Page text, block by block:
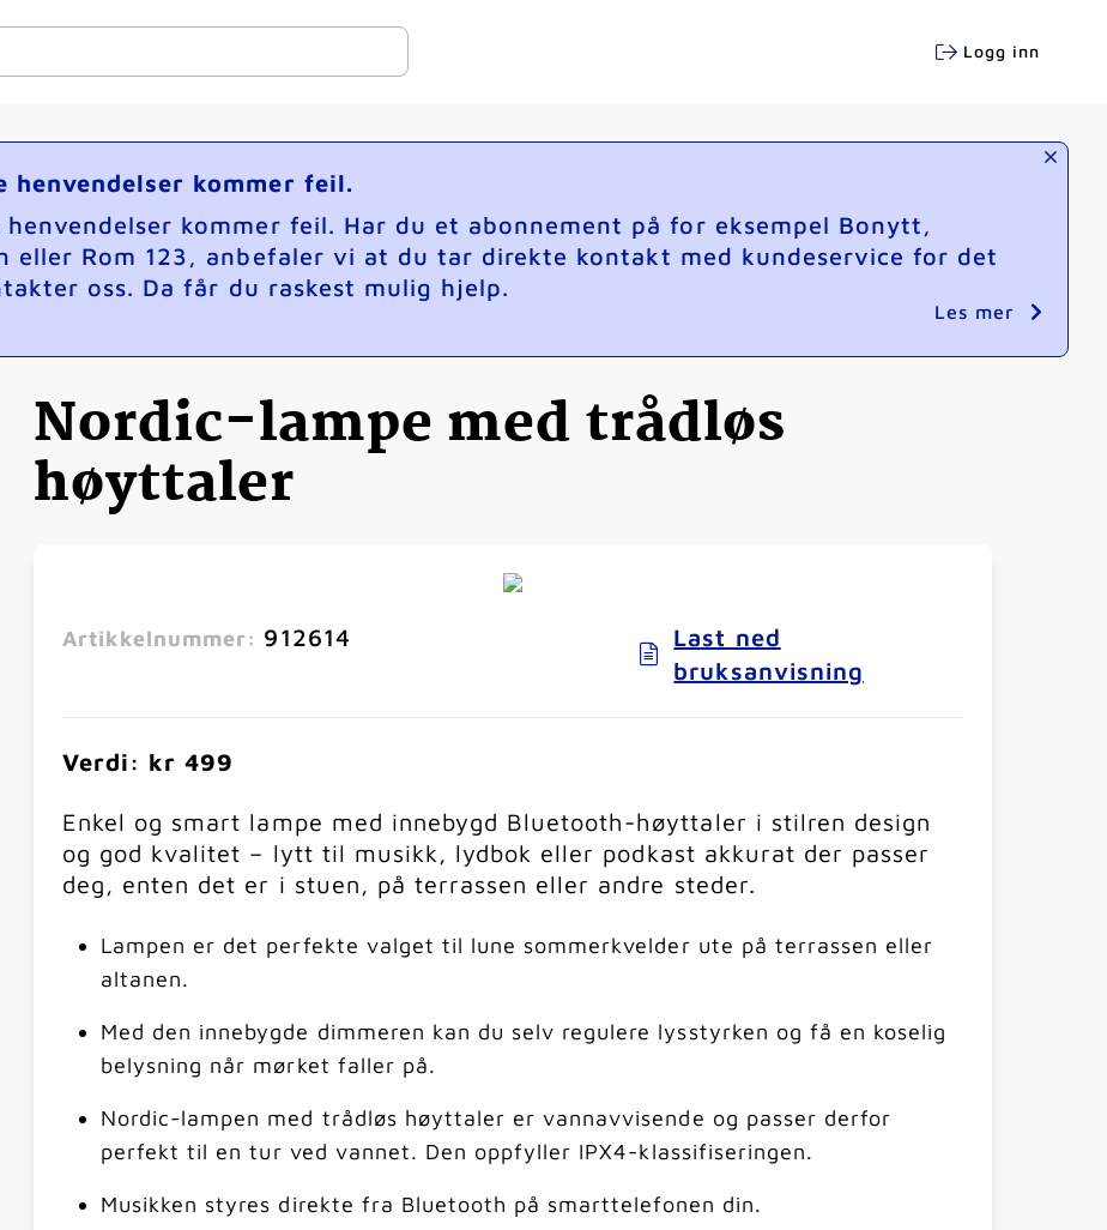
Logg inn
kommer feil.
kommer feil. Har du et abonnement på for eksempel Bonytt,
eller Rom 123, anbefaler vi at du tar direkte kontakt med kundeservice for det
oss. Da får du raskest mulig hjelp.
Les mer
Nordic-lampe med trådløs
høyttaler
Artikkelnummer: 912614
Last ned
bruksanvisning
Verdi: kr 499
Enkel og smart lampe med innebygd Bluetooth-høyttaler i stilren design
og god kvalitet – lytt til musikk, lydbok eller podkast akkurat der passer
deg, enten det er i stuen, på terrassen eller andre steder.
Lampen er det perfekte valget til lune sommerkvelder ute på terrassen eller
altanen.
Med den innebygde dimmeren kan du selv regulere lysstyrken og få en koselig
belysning når mørket faller på.
Nordic-lampen med trådløs høyttaler er vannavvisende og passer derfor
perfekt til en tur ved vannet. Den oppfyller IPX4-klassifiseringen.
Musikken styres direkte fra Bluetooth på smarttelefonen din.